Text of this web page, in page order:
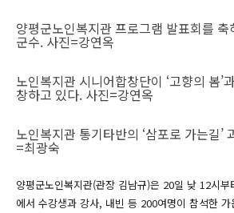
양평군노인복지관 프로그램 발표회를 축
군수. 사진=강연옥
노인복지관 시니어합창단이 ‘고향의 봄’
창하고 있다. 사진=강연옥
노인복지관 통기타반의 ‘삼포로 가는길’
=최광숙
양평군노인복지관(관장 김남규)은 20일 낮 12시
에서 수강생과 강사, 내빈 등 200여명이 참석한